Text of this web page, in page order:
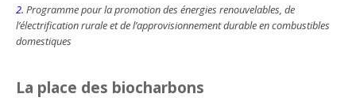
2. Programme pour la promotion des énergies renouvelables, de
l’électrification rurale et de l’approvisionnement durable en combustibles
domestiques
La place des biocharbons